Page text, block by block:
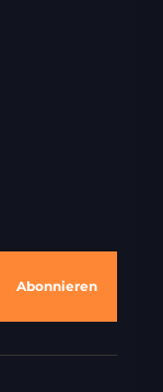
Abonnieren